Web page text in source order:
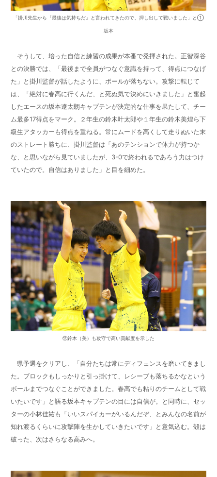
「掛川先生から『最後は気持ちだ』と言われてきたので、押し出して戦いました」と①
坂本
そうして、培った自信と練習の成果が本番で発揮された。正智深谷
との決勝では、「最後まで全員がつなぐ意識を持って、得点につなげ
た」と掛川監督が話したように、ボールが落ちない。攻撃に転じて
は、「絶対に春高に行くんだ、と死ぬ気で決めにいきました」と奮起
したエースの坂本遼太朗キャプテンが決定的な仕事を果たして、チー
ム最多17得点をマーク。２年生の鈴木叶太郎や１年生の鈴木美煌ら下
級生アタッカーも得点を重ねる。常にムードを高くして走りぬいた末
のストレート勝ちに、掛川監督は「あのテンションで体力が持つか
な、と思いながら見ていましたが、3-0で終われるであろう力はつけ
ていたので。自信はありました」と目を細めた。
⑰鈴木（美）も攻守で高い貢献度を示した
県予選をクリアし、「自分たちは常にディフェンスを磨いてきまし
た。ブロックもしっかりと引っ掛けて、レシーブも落ちるかなという
ボールまでつなぐことができました。春高でも粘りのチームとして戦
いたいです」と語る坂本キャプテンの目には自信が。と同時に、セッ
ターの小林佳祐も「いいスパイカーがいるんだぞ、とみんなの名前が
知れ渡るくらいに攻撃陣を生かしていきたいです」と意気込む。殻は
破った、次はさらなる高みへ。